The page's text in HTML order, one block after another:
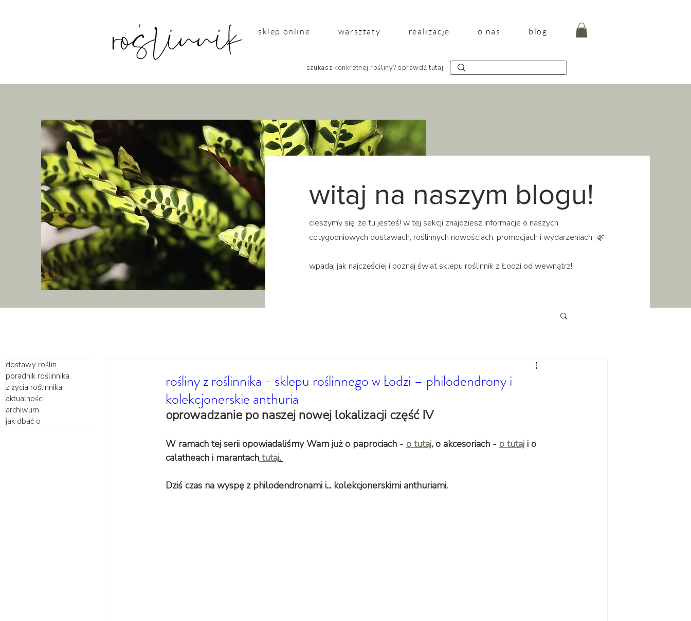
sklep online warsztaty realizacje o nas blog
szukasz konkretnej rośliny? sprawdź tutaj:
witaj na naszym blogu!
cieszymy się, że tu jesteś! w tej sekcji znajdziesz informacje o naszych
cotygodniowych dostawach, roślinnych nowościach, promocjach i wydarzeniach 🌿
wpadaj jak najczęściej i poznaj świat sklepu roślinnik z Łodzi od wewnątrz!
dostawy roślin
poradnik roślinnika
z życia roślinnika
aktualności
archiwum
jak dbać o
rośliny z roślinnika - sklepu roślinnego w Łodzi – philodendrony i
kolekcjonerskie anthuria
oprowadzanie po naszej nowej lokalizacji część IV
W ramach tej serii opowiadaliśmy Wam już o paprociach - o tutaj, o akcesoriach - o tutaj i o
calatheach i marantach tutaj.
Dziś czas na wyspę z philodendronami i... kolekcjonerskimi anthuriami.